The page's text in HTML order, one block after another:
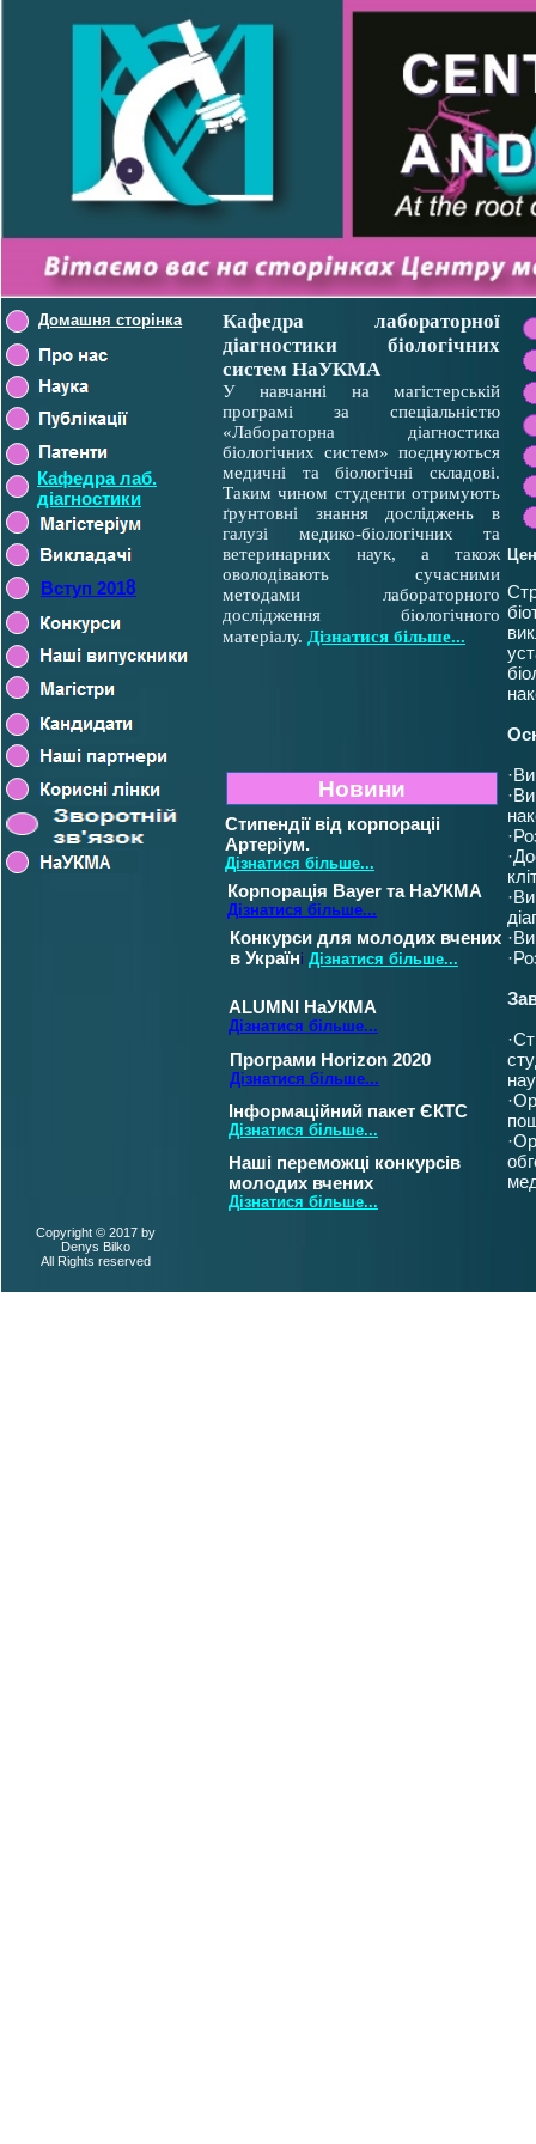
Copyright © 2017 by
Denys Bilko
All Rights reserved
Стипендії від корпораціі
Артеріум.
Дізнатися більше...
ALUMNI НаУКМА
Дізнатися більше...
Корпорація Bayer та НаУКМА
Дізнатися більше...
Конкурси для молодих вчених
в Україні Дізнатися більше...
Програми Horizon 2020
Дізнатися більше...
Інформаційний пакет ЄКТС
Дізнатися більше...
Кафедра лабораторної
діагностики біологічних
систем НаУКМА
У навчанні на магістерській
програмі за спеціальністю
«Лабораторна діагностика
біологічних систем» поєднуються
медичні та біологічні складові.
Таким чином студенти отримують
ґрунтовні знання досліджень в
галузі медико-біологічних та
ветеринарних наук, а також
оволодівають сучасними
методами лабораторного
дослідження біологічного
матеріалу. Дізнатися більше...
Кафедра лаб.
діагностики
Новини
Вступ 2018
Наші переможці конкурсів
молодих вчених
Дізнатися більше...
Домашня сторінка